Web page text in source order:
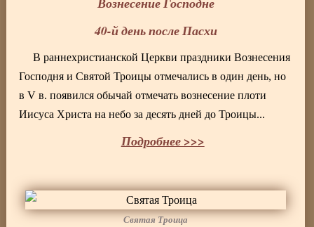
40-й день после Пасхи
В раннехристианской Церкви праздники Вознесения
Господня и Святой Троицы отмечались в один день, но
в V в. появился обычай отмечать вознесение плоти
Иисуса Христа на небо за десять дней до Троицы...
Подробнее >>>
Святая Троица